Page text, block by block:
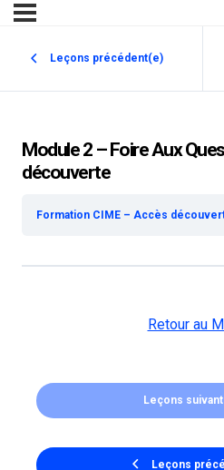
Leçons précédent(e)
Module 2 – Foire Aux
découverte
Formation CIME – Accès
Leçons
Retour au
Leçons